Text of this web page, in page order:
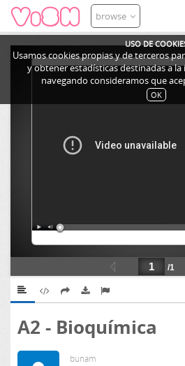
USO DE
Usamos cookies propias y de terceros
y obtener estadísticas destinadas a
navegando consideramos que
OK
browse
A2 - Bioquímica
bunam